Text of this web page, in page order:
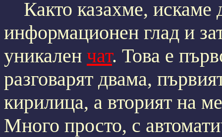
Както казахме, искаме
информационен глад и
уникален чат. Това е
разговарят двама,
кирилица, а вторият на
Много просто, с